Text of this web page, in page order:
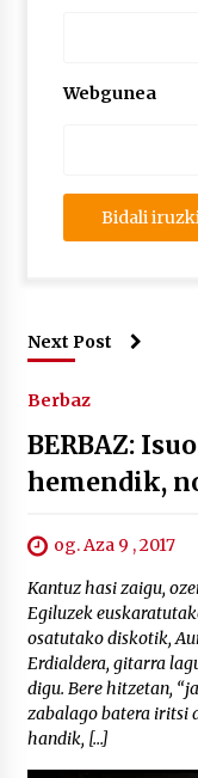
Webgunea
Next Post
Berbaz
BERBAZ:
hemendik,
og. Aza 9 , 2017
Kantuz hasi zaigu,
Egiluzek
osatutako diskotik,
Erdialdera, gitarra
digu. Bere hitzetan,
zabalago batera iritsi
handik, […]